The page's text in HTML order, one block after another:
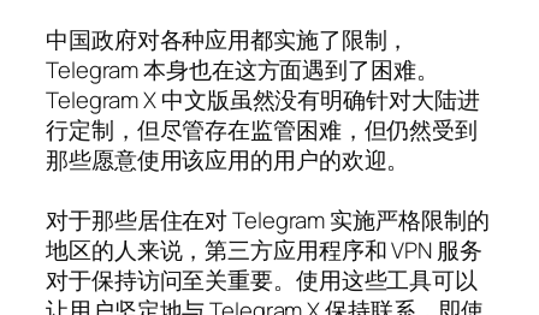
中国政府对各种应用都实施了限制，
Telegram 本身也在这方面遇到了困难。
Telegram X 中文版虽然没有明确针对大陆进
行定制，但尽管存在监管困难，但仍然受到
那些愿意使用该应用的用户的欢迎。
对于那些居住在对 Telegram 实施严格限制的
地区的人来说，第三方应用程序和 VPN 服务
对于保持访问至关重要。使用这些工具可以